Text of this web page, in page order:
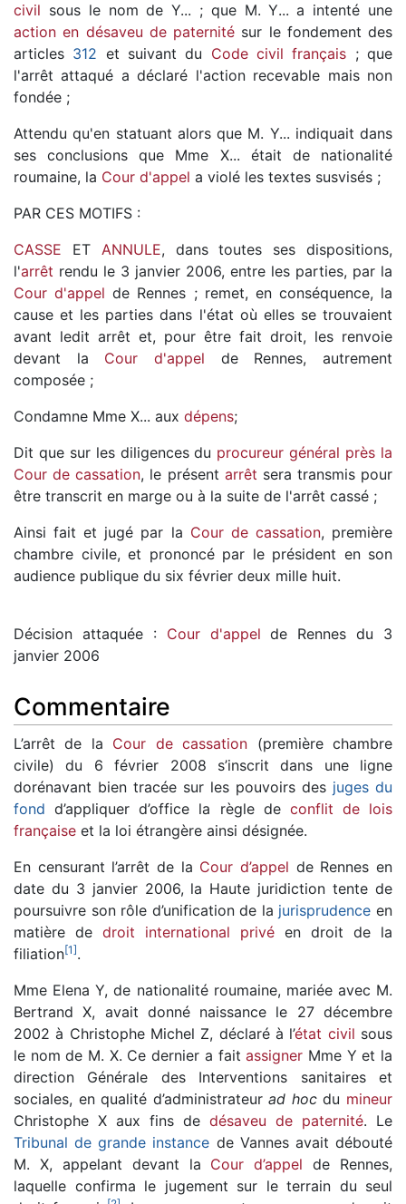
civil sous le nom de Y... ; que M. Y... a intenté une
action en désaveu de paternité sur le fondement des
articles 312 et suivant du Code civil français ; que
l'arrêt attaqué a déclaré l'action recevable mais non
fondée ;
Attendu qu'en statuant alors que M. Y... indiquait dans
ses conclusions que Mme X... était de nationalité
roumaine, la Cour d'appel a violé les textes susvisés ;
PAR CES MOTIFS :
CASSE ET ANNULE, dans toutes ses dispositions,
l'arrêt rendu le 3 janvier 2006, entre les parties, par la
Cour d'appel de Rennes ; remet, en conséquence, la
cause et les parties dans l'état où elles se trouvaient
avant ledit arrêt et, pour être fait droit, les renvoie
devant la Cour d'appel de Rennes, autrement
composée ;
Condamne Mme X... aux dépens;
Dit que sur les diligences du procureur général près la
Cour de cassation, le présent arrêt sera transmis pour
être transcrit en marge ou à la suite de l'arrêt cassé ;
Ainsi fait et jugé par la Cour de cassation, première
chambre civile, et prononcé par le président en son
audience publique du six février deux mille huit.
Décision attaquée : Cour d'appel de Rennes du 3
janvier 2006
Commentaire
L’arrêt de la Cour de cassation (première chambre
civile) du 6 février 2008 s’inscrit dans une ligne
dorénavant bien tracée sur les pouvoirs des juges du
fond d’appliquer d’office la règle de conflit de lois
française et la loi étrangère ainsi désignée.
En censurant l’arrêt de la Cour d’appel de Rennes en
date du 3 janvier 2006, la Haute juridiction tente de
poursuivre son rôle d’unification de la jurisprudence en
matière de droit international privé en droit de la
filiation[1].
Mme Elena Y, de nationalité roumaine, mariée avec M.
Bertrand X, avait donné naissance le 27 décembre
2002 à Christophe Michel Z, déclaré à l’état civil sous
le nom de M. X. Ce dernier a faitassigner Mme Y et la
direction Générale des Interventions sanitaires et
sociales, en qualité d’administrateurad hocdu mineur
Christophe X aux fins de désaveu de paternité. Le
Tribunal de grande instance de Vannes avait débouté
M. X, appelant devant la Cour d’appel de Rennes,
laquelle confirma le jugement sur le terrain du seul